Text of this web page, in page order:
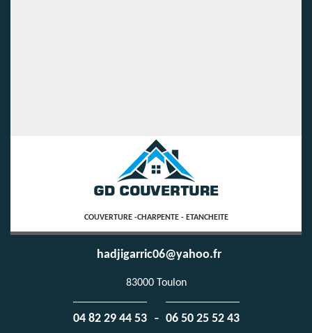
COUVERTURE -CHARPENTE - ETANCHEITE
hadjigarric06@yahoo.fr
83000 Toulon
04 82 29 44 53 - 06 50 25 52 43